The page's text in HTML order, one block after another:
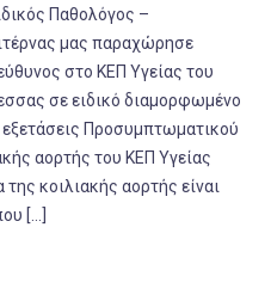
Παθολόγος –
μας παραχώρησε
στο ΚΕΠ Υγείας του
σε ειδικό διαμορφωμένο
Προσυμπτωματικού
αορτής του ΚΕΠ Υγείας
κοιλιακής αορτής είναι
[…]